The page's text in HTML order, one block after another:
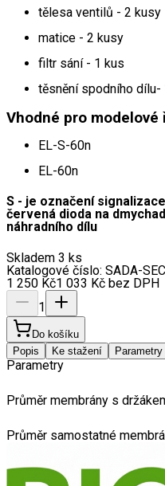
tělesa ventilů - 2 kusy
matice - 2 kusy
filtr sání - 1 kus
těsnění spodního dílu-
Vhodné pro modelové
EL-S-60n
EL-60n
S - je označení
červená dioda na
náhradního dílu
Skladem 3 ks
Katalogové číslo: SADA-
1 250 Kč1 033 Kč bez DPH
1
Do košíku
Popis
Ke stažení Parametry
Parametry
Průměr membrány s
Průměr samostatné